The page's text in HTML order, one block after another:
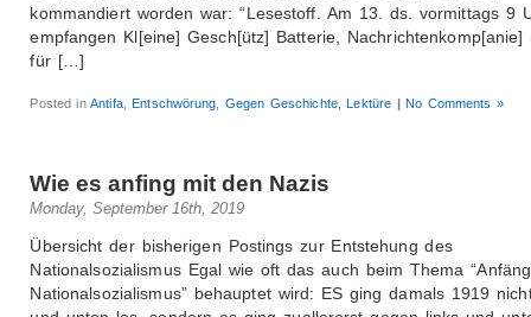
kommandiert worden war: “Lesestoff. Am 13. ds. vormittags 9
empfangen Kl[eine] Gesch[ütz] Batterie, Nachrichtenkomp[anie]
für […]
Posted inAntifa,Entschwörung Gegen Geschichte,Lektüre | No Comments »
Wie es anfing mit den Nazis
Monday, September 16th, 2019
Übersicht der bisherigen Postings zur Entstehung des
Nationalsozialismus Egal wie oft das auch beim Thema
Nationalsozialismus” behauptet wird: ES ging damals 1919